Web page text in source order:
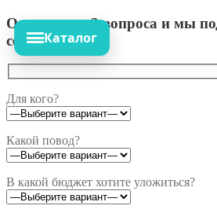
Ответьте на 3 вопроса и мы
сет!
Для кого?
Какой повод?
В какой бюджет хотите уложиться?
Каталог